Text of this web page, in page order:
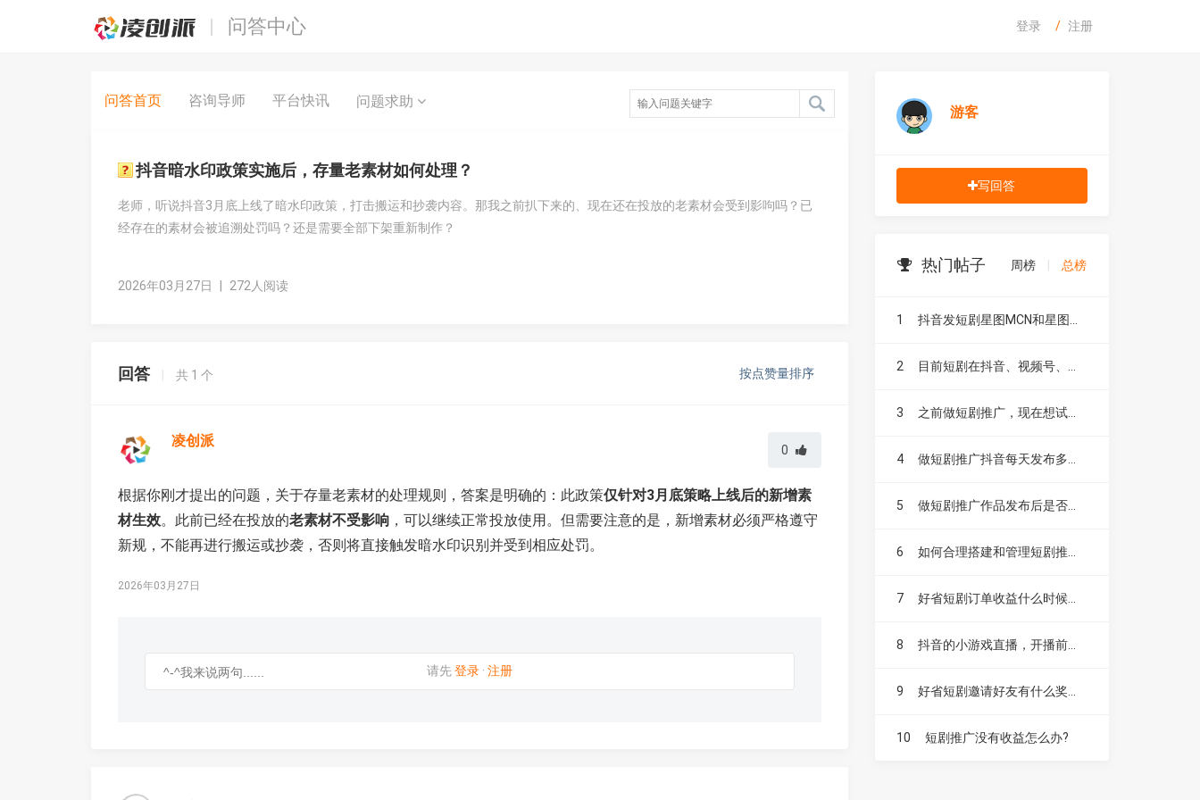
问答中心 登录 注册
问答首页 咨询导师 平台快讯 问题求助
抖音暗水印政策实施后，存量老素材如何处理？
老师，听说抖音3月底上线了暗水印政策，打击搬运和抄袭内容。那我之前扒下来的、现在还在投放的老素材会受到影呴吗？已
经存在的素材会被追溯处罚吗？还是需要全部下架重新制作？
2026年03月27日 272人阅读
回答 | 共 1 个 按点赞量排序
凌创派
0
根据你刚才提出的问题，关于存量老素材的处理规则，答案是明确的：此政策仅针对3月底策略上线后的新增素
材生效。此前已经在投放的老素材不受影响 ，可以继续正常投放使用。但需要注意的是，新增素材必须严格遵守
新规，不能再进行搬运或抄袭，否则将直接触发暗水印识别并受到相应处罚。
2026年03月27日
请先登录 · 注册
游客
写回答
热门帖子 周榜 总榜
1
2
3 之前做短剧推广，现在想试试漫剧，不知道漫剧好做吗？
4
5 做短剧推广作品发布后是否需要投抖加？
6
7 好省短剧订单收益什么时候结算，如何提现？
8 抖音的小游戏直播，开播前要不要先发视频扩大流量？
9
10 短剧推广没有收益怎么办?